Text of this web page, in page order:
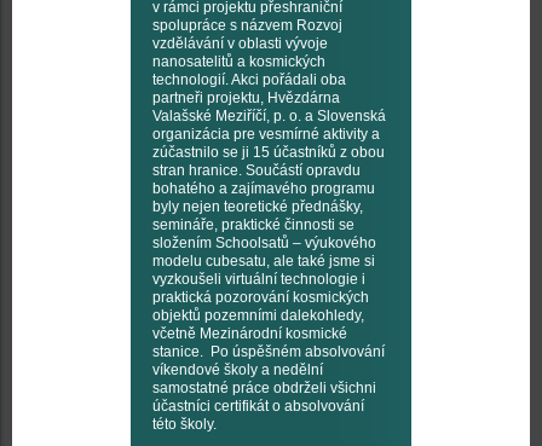
v rámci projektu přeshraniční
spolupráce s názvem Rozvoj
vzdělávání v oblasti vývoje
nanosatelitů a kosmických
technologií. Akci pořádali oba
partneři projektu, Hvězdárna
Valašské Meziříčí, p. o. a Slovenská
organizácia pre vesmírné aktivity a
zúčastnilo se ji 15 účastníků z obou
stran hranice. Součástí opravdu
bohatého a zajímavého programu
byly nejen teoretické přednášky,
semináře, praktické činnosti se
složením Schoolsatů – výukového
modelu cubesatu, ale také jsme si
vyzkoušeli virtuální technologie i
praktická pozorování kosmických
objektů pozemními dalekohledy,
včetně Mezinárodní kosmické
stanice. Po úspěšném absolvování
víkendové školy a nedělní
samostatné práce obdrželi všichni
účastníci certifikát o absolvování
této školy.